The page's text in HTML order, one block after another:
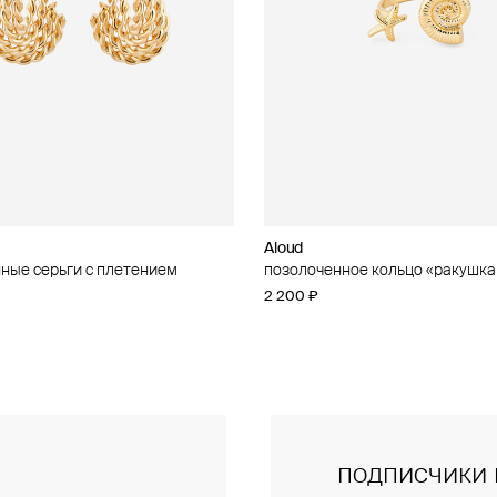
серьги с плетением
Aloud
позолоченное кольцо
2 200 ₽
кольцо с кубическим
и звезда»
Aloud
золотистое колье-цепь
5 600 ₽
подписчики